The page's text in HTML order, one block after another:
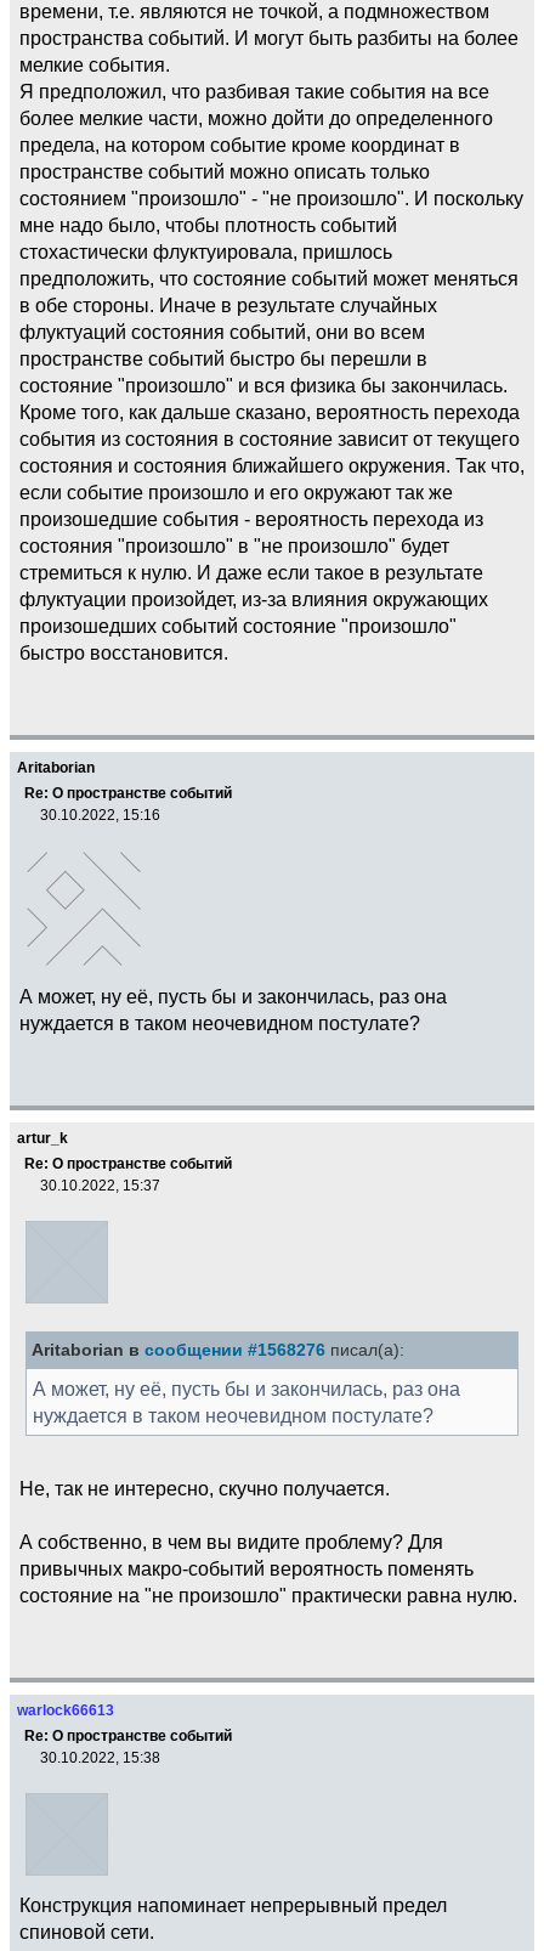
времени, т.е. являются не точкой, а подмножеством
пространства событий. И могут быть разбиты на более
мелкие события.
Я предположил, что разбивая такие события на все
более мелкие части, можно дойти до определенного
предела, на котором событие кроме координат в
пространстве событий можно описать только
состоянием "произошло" - "не произошло". И поскольку
мне надо было, чтобы плотность событий
стохастически флуктуировала, пришлось
предположить, что состояние событий может меняться
в обе стороны. Иначе в результате случайных
флуктуаций состояния событий, они во всем
пространстве событий быстро бы перешли в
состояние "произошло" и вся физика бы закончилась.
Кроме того, как дальше сказано, вероятность перехода
события из состояния в состояние зависит от текущего
состояния и состояния ближайшего окружения. Так что,
если событие произошло и его окружают так же
произошедшие события - вероятность перехода из
состояния "произошло" в "не произошло" будет
стремиться к нулю. И даже если такое в результате
флуктуации произойдет, из-за влияния окружающих
произошедших событий состояние "произошло"
быстро восстановится.
Aritaborian
Re: О пространстве событий
30.10.2022, 15:16
А может, ну её, пусть бы и закончилась, раз она
нуждается в таком неочевидном постулате?
artur_k
Re: О пространстве событий
30.10.2022, 15:37
Aritaborian в сообщении #1568276 писал(а):
А может, ну её, пусть бы и закончилась, раз она
нуждается в таком неочевидном постулате?
Не, так не интересно, скучно получается.
А собственно, в чем вы видите проблему? Для
привычных макро-событий вероятность поменять
состояние на "не произошло" практически равна нулю.
warlock66613
Re: О пространстве событий
30.10.2022, 15:38
Конструкция напоминает непрерывный предел
спиновой сети.